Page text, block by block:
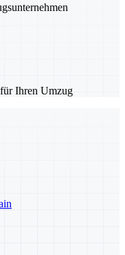
Ihren Umzug